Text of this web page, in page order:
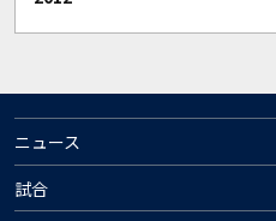
ニュース
試合